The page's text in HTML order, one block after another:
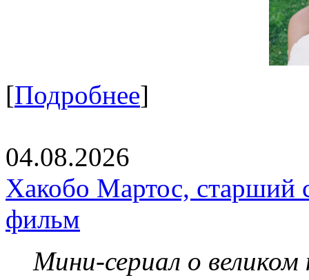
[Подробнее]
04.08.2026
Хакобо Мартос, старший
фильм
Мини-сериал о великом